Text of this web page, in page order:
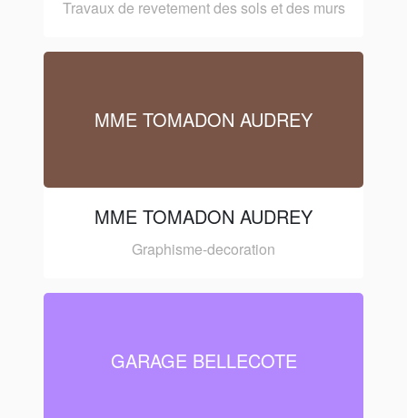
Travaux de revetement des sols et des murs
MME TOMADON AUDREY
MME TOMADON AUDREY
Graphisme-decoration
GARAGE BELLECOTE